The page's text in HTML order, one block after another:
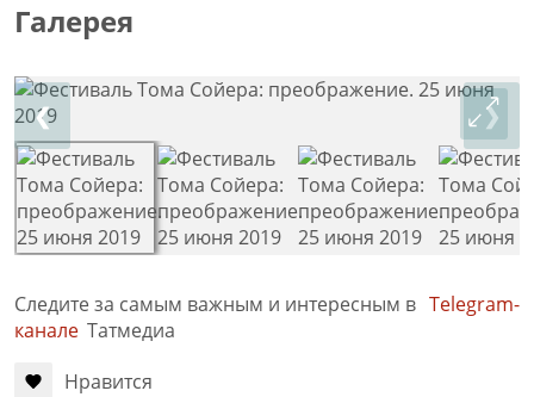
Галерея
❮ ❯
Следите за самым важным и интересным в Telegram-
канале Татмедиа
Нравится